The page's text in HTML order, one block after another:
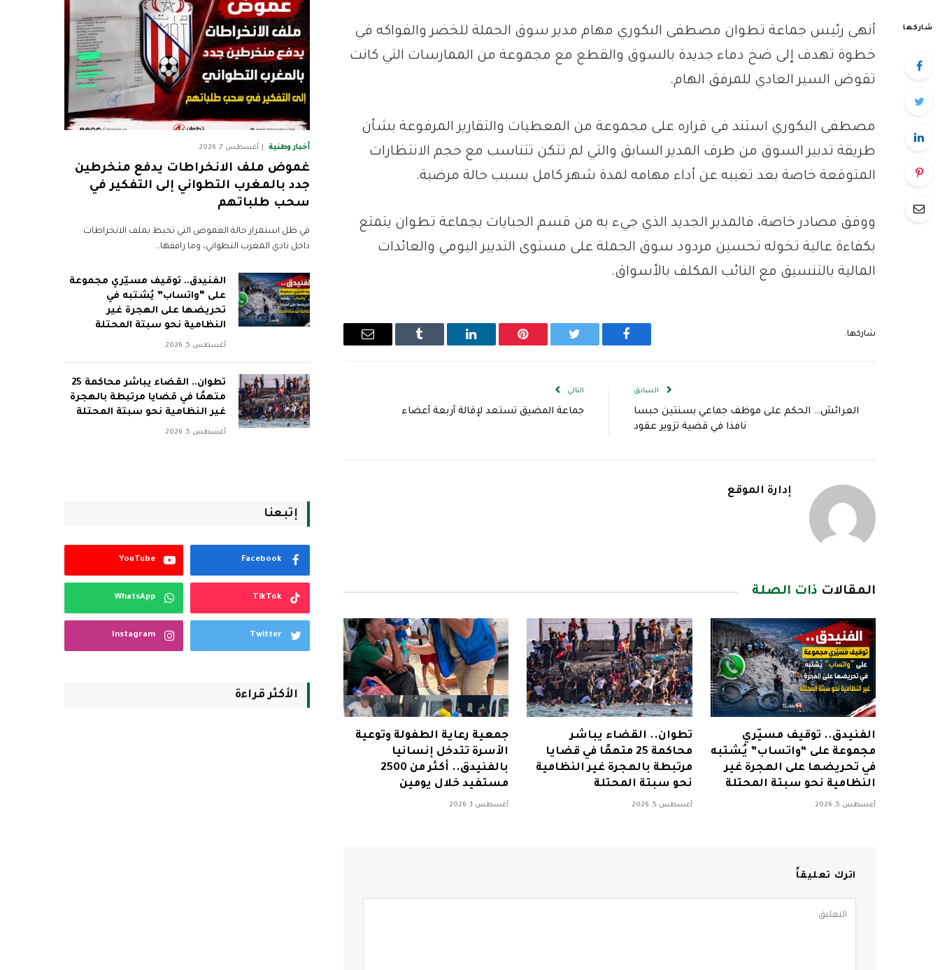
شاركها
أنهى رئيس جماعة تطوان مصطفى البكوري مهام مدير سوق الجملة للخضر والفواكه في
خطوة تهدف إلى ضخ دماء جديدة بالسوق والقطع مع مجموعة من الممارسات التي كانت
تقوض السير العادي للمرفق الهام.
مصطفى البكوري استند في قراره على مجموعة من المعطيات والتقارير المرفوعة بشأن
طريقة تدبير السوق من طرف المدير السابق والتي لم تتكن تتناسب مع حجم الانتظارات
المتوقعة خاصة بعد تغيبه عن أداء مهامه لمدة شهر كامل بسبب حالة مرضية.
ووفق مصادر خاصة، فالمدير الجديد الذي جيء به من قسم الجبايات بجماعة تطوان يتمتع
بكفاءة عالية تخوله تحسين مردود سوق الجملة على مستوى التديير اليومي والعائدات
المالية بالتنسيق مع النائب المكلف بالأسواق.
شاركها.
فيسبوك تويتر بينتيريستلينكدإن Tumblr
البريد
السابق
العرائش… الحكم على موظف جماعي بسنتين حبسا
نافذا في قضية تزوير عقود
التالي
جماعة المضيق تستعد لإقالة أربعة أعضاء
إدارة الموقع
المقالات ذات الصلة
الفنيدق.. توقيف مسيّري
مجموعة على “واتساب” يُشتبه
في تحريضها على الهجرة غير
النظامية نحو سبتة المحتلة
أغسطس 5, 2026
تطوان.. القضاء يباشر
محاكمة 25 متهمًا في قضايا
مرتبطة بالهجرة غير النظامية
نحو سبتة المحتلة
أغسطس 5, 2026
جمعية رعاية الطفولة وتوعية
الأسرة تتدخل إنسانيا
بالفنيدق.. أكثر من 2500
مستفيد خلال يومين
أغسطس 1, 2026
اترك تعليقاً
أخبار وطنية أغسطس 7, 2026
غموض ملف الانخراطات يدفع منخرطين
جدد بالمغرب التطواني إلى التفكير في
سحب طلباتهم
في ظل استمرار حالة الغموض التي تحيط بملف الانخراطات
داخل نادي المغرب التطواني، وما رافقها…
الفنيدق.. توقيف مسيّري مجموعة
على “واتساب” يُشتبه في
تحريضها على الهجرة غير
النظامية نحو سبتة المحتلة
أغسطس 5, 2026
تطوان.. القضاء يباشر محاكمة 25
متهمًا في قضايا مرتبطة بالهجرة
غير النظامية نحو سبتة المحتلة
أغسطس 5, 2026
إتبعنا
Facebook
YouTube
TikTok
WhatsApp
Twitter
Instagram
الأكثر قراءة